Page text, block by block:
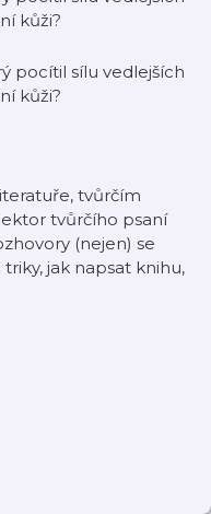
kůži?
pocítil sílu vedlejších
kůži?
tvůrčím
tvůrčího psaní
(nejen) se
jak napsat knihu,